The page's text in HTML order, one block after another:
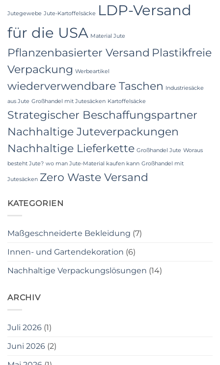
Jutegewebe Jute-Kartoffelsäcke
LDP-Versand
für die USA Material Jute
Pflanzenbasierter Versand Plastikfreie
Verpackung Werbeartikel
wiederverwendbare Taschen Industriesäcke
aus Jute Großhandel mit Jutesäcken Kartoffelsäcke
Strategischer Beschaffungspartner
Nachhaltige Juteverpackungen
Nachhaltige Lieferkette Großhandel Jute Woraus
besteht Jute? wo man Jute-Material kaufen kann Großhandel mit
Jutesäcken Zero Waste Versand
KATEGORIEN
Maßgeschneiderte Bekleidung (7)
Innen- und Gartendekoration (6)
Nachhaltige Verpackungslösungen (14)
ARCHIV
Juli 2026 (1)
Juni 2026 (2)